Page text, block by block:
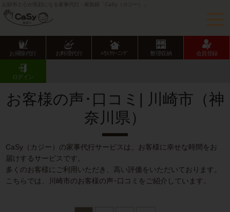
お財布と心が笑顔になる家事代行・家政婦「CaSy（カジー）」
お掃除代行 お料理代行 ﾊｳｽｸﾘｰﾆﾝｸﾞ 整理収納 会員登録
ログイン
CaSy TOP
お客様の声･口コミ一覧
お客様の声･口コミ| 川崎市（神
奈川県）
CaSy（カジー）の家事代行サービスは、お客様に幸せな時間をお
届けするサービスです。
多くのお客様にご利用いただき、高い評価をいただいております。
こちらでは、川崎市のお客様の声･口コミをご紹介しています。